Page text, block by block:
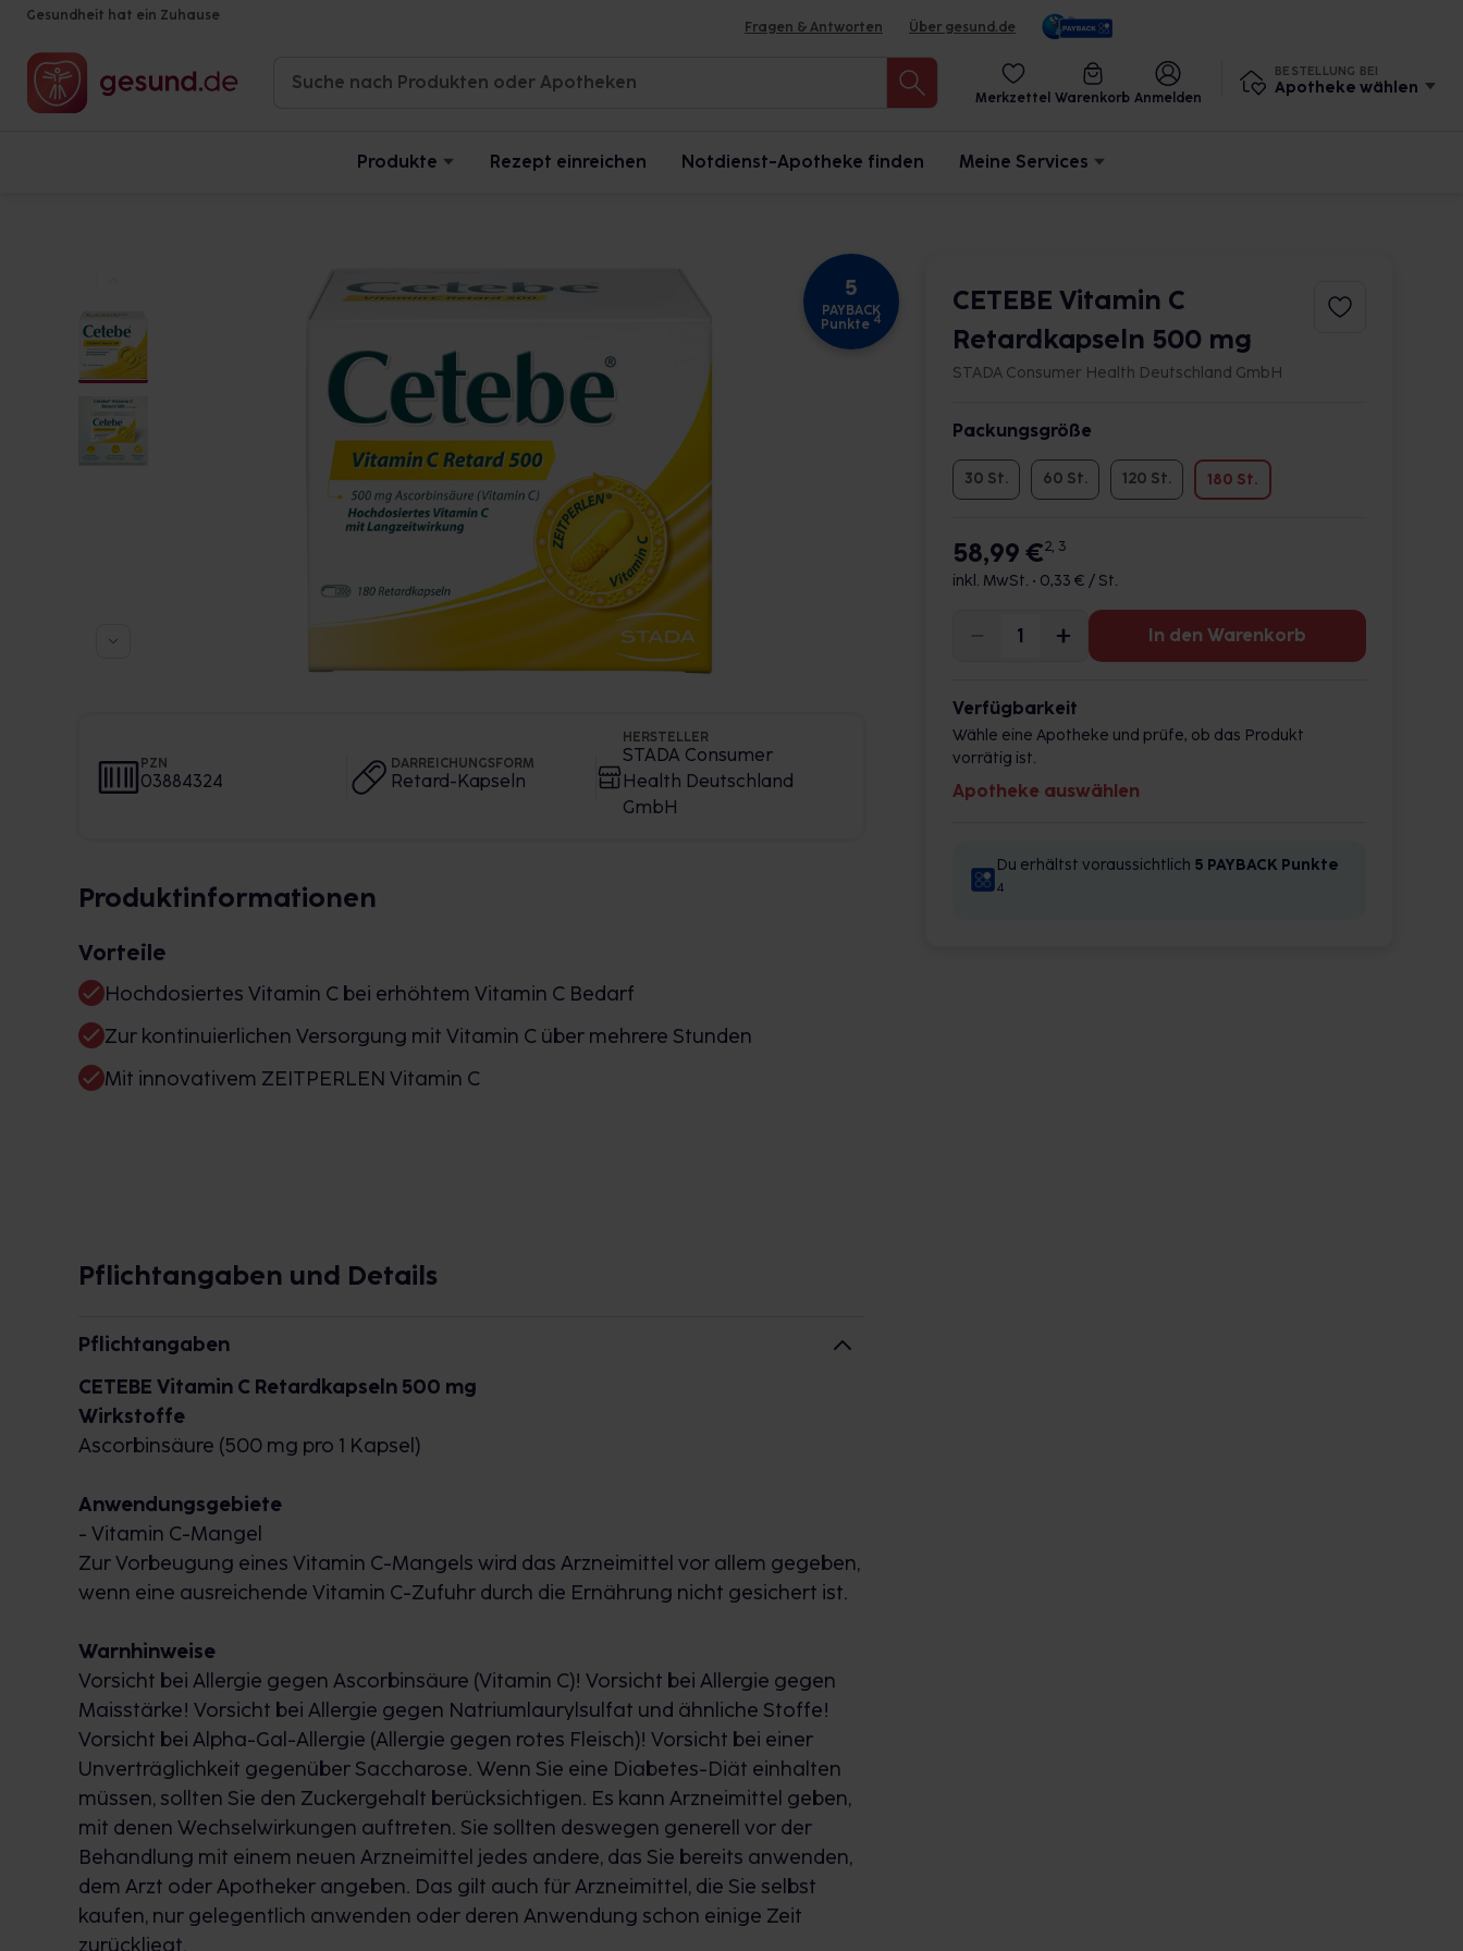
Gesundheit hat ein Zuhause
Fragen & Antworten Über gesund.de
Merkzettel Warenkorb Anmelden
BESTELLUNG BEI
Apotheke wählen
Produkte Rezept einreichen Notdienst-Apotheke finden Meine Services
5
PAYBACK
Punkte 4
PZN
03884324
DARREICHUNGSFORM
Retard-Kapseln
HERSTELLER
STADA Consumer
Health Deutschland
GmbH
Produktinformationen
Vorteile
Hochdosiertes Vitamin C bei erhöhtem Vitamin C Bedarf
Zur kontinuierlichen Versorgung mit Vitamin C über mehrere Stunden
Mit innovativem ZEITPERLEN Vitamin C
Pflichtangaben und Details
Pflichtangaben
CETEBE Vitamin C Retardkapseln 500 mg
Wirkstoffe
Ascorbinsäure (500 mg pro 1 Kapsel)
Anwendungsgebiete
- Vitamin C-Mangel
Zur Vorbeugung eines Vitamin C-Mangels wird das Arzneimittel vor allem gegeben,
wenn eine ausreichende Vitamin C-Zufuhr durch die Ernährung nicht gesichert ist.
Warnhinweise
Vorsicht bei Allergie gegen Ascorbinsäure (Vitamin C)! Vorsicht bei Allergie gegen
Maisstärke! Vorsicht bei Allergie gegen Natriumlaurylsulfat und ähnliche Stoffe!
Vorsicht bei Alpha-Gal-Allergie (Allergie gegen rotes Fleisch)! Vorsicht bei einer
Unverträglichkeit gegenüber Saccharose. Wenn Sie eine Diabetes-Diät einhalten
müssen, sollten Sie den Zuckergehalt berücksichtigen. Es kann Arzneimittel geben,
mit denen Wechselwirkungen auftreten. Sie sollten deswegen generell vor der
Behandlung mit einem neuen Arzneimittel jedes andere, das Sie bereits anwenden,
dem Arzt oder Apotheker angeben. Das gilt auch für Arzneimittel, die Sie selbst
kaufen, nur gelegentlich anwenden oder deren Anwendung schon einige Zeit
zurückliegt.
CETEBE Vitamin C
Retardkapseln 500 mg
STADA Consumer Health Deutschland GmbH
Packungsgröße
30 St. 60 St. 120 St. 180 St.
58,99 €2, 3
inkl. MwSt. • 0,33 € / St.
In den Warenkorb
Verfügbarkeit
Wähle eine Apotheke und prüfe, ob das Produkt
vorrätig ist.
Apotheke auswählen
Du erhältst voraussichtlich 5 PAYBACK Punkte
4